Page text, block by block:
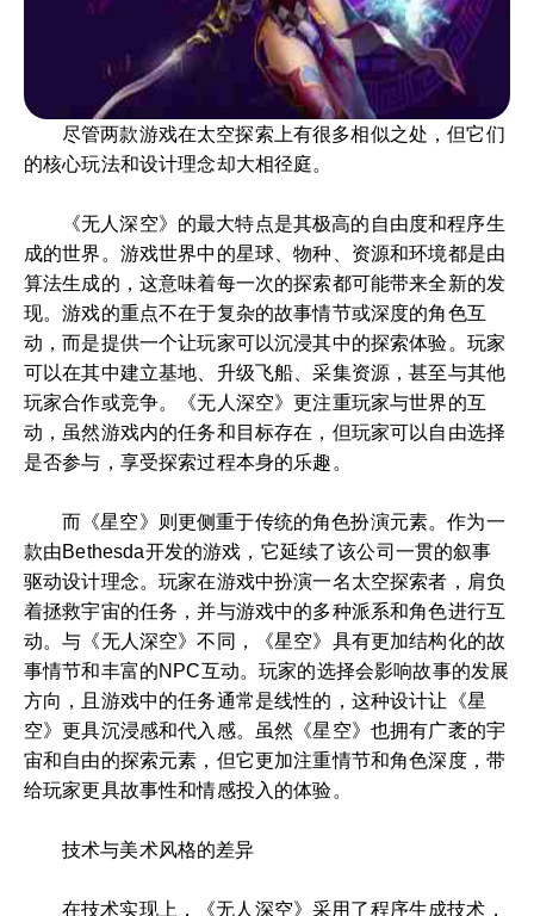
尽管两款游戏在太空探索上有很多相似之处，但它们
的核心玩法和设计理念却大相径庭。
《无人深空》的最大特点是其极高的自由度和程序生
成的世界。游戏世界中的星球、物种、资源和环境都是由
算法生成的，这意味着每一次的探索都可能带来全新的发
现。游戏的重点不在于复杂的故事情节或深度的角色互
动，而是提供一个让玩家可以沉浸其中的探索体验。玩家
可以在其中建立基地、升级飞船、采集资源，甚至与其他
玩家合作或竞争。《无人深空》更注重玩家与世界的互
动，虽然游戏内的任务和目标存在，但玩家可以自由选择
是否参与，享受探索过程本身的乐趣。
而《星空》则更侧重于传统的角色扮演元素。作为一
款由Bethesda开发的游戏，它延续了该公司一贯的叙事
驱动设计理念。玩家在游戏中扮演一名太空探索者，肩负
着拯救宇宙的任务，并与游戏中的多种派系和角色进行互
动。与《无人深空》不同，《星空》具有更加结构化的故
事情节和丰富的NPC互动。玩家的选择会影响故事的发展
方向，且游戏中的任务通常是线性的，这种设计让《星
空》更具沉浸感和代入感。虽然《星空》也拥有广袤的宇
宙和自由的探索元素，但它更加注重情节和角色深度，带
给玩家更具故事性和情感投入的体验。
技术与美术风格的差异
在技术实现上，《无人深空》采用了程序生成技术，